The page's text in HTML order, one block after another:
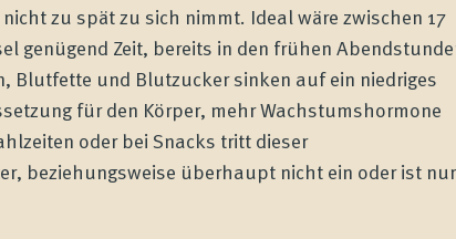
zu spät zu sich nimmt. Ideal wäre zwischen 17
genügend Zeit, bereits in den frühen
Blutfette und Blutzucker sinken auf ein niedriges
für den Körper, mehr Wachstumshormone
oder bei Snacks tritt dieser
beziehungsweise überhaupt nicht ein oder ist nur